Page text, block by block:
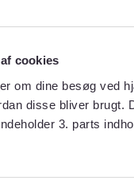
cookies
om dine besøg ved
disse bliver
3. parts